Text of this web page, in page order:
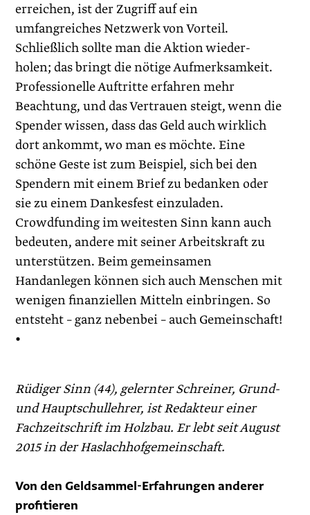
erreichen, ist der Zugriff auf ein
umfangreiches Netzwerk von Vorteil.
Schließlich sollte man die Aktion wieder­
holen; das bringt die nötige Aufmerksamkeit.
Professionelle Auftritte erfahren mehr
Beachtung, und das Vertrauen steigt, wenn die
Spender wissen, dass das Geld auch wirklich
dort ankommt, wo man es möchte. Eine
schöne Geste ist zum Beispiel, sich bei den
Spendern mit einem Brief zu bedanken oder
sie zu einem Dankesfest einzuladen.
Crowdfunding im weitesten Sinn kann auch
bedeuten, andere mit seiner Arbeitskraft zu
unterstützen. Beim gemeinsamen
Handanlegen können sich auch Menschen mit
wenigen finanziellen Mitteln einbringen. So
entsteht – ganz nebenbei – auch Gemeinschaft!
•
Rüdiger Sinn (44), gelernter Schreiner, Grund-
und Hauptschullehrer, ist Redakteur einer
Fachzeitschrift im Holzbau. Er lebt seit August
2015 in der Haslachhofgemeinschaft.
Von den Geldsammel-Erfahrungen anderer
profitieren